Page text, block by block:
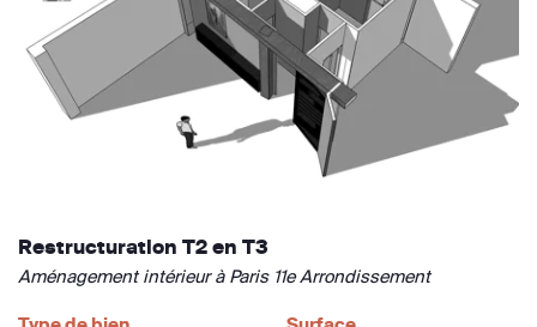
Restructuration T2 en T3
Aménagement intérieur à Paris 11e Arrondissement